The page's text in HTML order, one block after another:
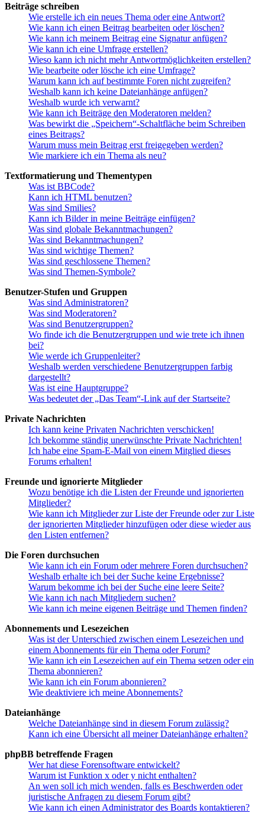
Beiträge schreiben
Wie erstelle ich ein neues Thema oder eine Antwort?
Wie kann ich einen Beitrag bearbeiten oder löschen?
Wie kann ich meinem Beitrag eine Signatur anfügen?
Wie kann ich eine Umfrage erstellen?
Wieso kann ich nicht mehr Antwortmöglichkeiten erstellen?
Wie bearbeite oder lösche ich eine Umfrage?
Warum kann ich auf bestimmte Foren nicht zugreifen?
Weshalb kann ich keine Dateianhänge anfügen?
Weshalb wurde ich verwarnt?
Wie kann ich Beiträge den Moderatoren melden?
Was bewirkt die „Speichern“-Schaltfläche beim Schreiben
eines Beitrags?
Warum muss mein Beitrag erst freigegeben werden?
Wie markiere ich ein Thema als neu?
Textformatierung und Thementypen
Was ist BBCode?
Kann ich HTML benutzen?
Was sind Smilies?
Kann ich Bilder in meine Beiträge einfügen?
Was sind globale Bekanntmachungen?
Was sind Bekanntmachungen?
Was sind wichtige Themen?
Was sind geschlossene Themen?
Was sind Themen-Symbole?
Benutzer-Stufen und Gruppen
Was sind Administratoren?
Was sind Moderatoren?
Was sind Benutzergruppen?
Wo finde ich die Benutzergruppen und wie trete ich ihnen
bei?
Wie werde ich Gruppenleiter?
Weshalb werden verschiedene Benutzergruppen farbig
dargestellt?
Was ist eine Hauptgruppe?
Was bedeutet der „Das Team“-Link auf der Startseite?
Private Nachrichten
Ich kann keine Privaten Nachrichten verschicken!
Ich bekomme ständig unerwünschte Private Nachrichten!
Ich habe eine Spam-E-Mail von einem Mitglied dieses
Forums erhalten!
Freunde und ignorierte Mitglieder
Wozu benötige ich die Listen der Freunde und ignorierten
Mitglieder?
Wie kann ich Mitglieder zur Liste der Freunde oder zur Liste
der ignorierten Mitglieder hinzufügen oder diese wieder aus
den Listen entfernen?
Die Foren durchsuchen
Wie kann ich ein Forum oder mehrere Foren durchsuchen?
Weshalb erhalte ich bei der Suche keine Ergebnisse?
Warum bekomme ich bei der Suche eine leere Seite?
Wie kann ich nach Mitgliedern suchen?
Wie kann ich meine eigenen Beiträge und Themen finden?
Abonnements und Lesezeichen
Was ist der Unterschied zwischen einem Lesezeichen und
einem Abonnements für ein Thema oder Forum?
Wie kann ich ein Lesezeichen auf ein Thema setzen oder ein
Thema abonnieren?
Wie kann ich ein Forum abonnieren?
Wie deaktiviere ich meine Abonnements?
Dateianhänge
Welche Dateianhänge sind in diesem Forum zulässig?
Kann ich eine Übersicht all meiner Dateianhänge erhalten?
phpBB betreffende Fragen
Wer hat diese Forensoftware entwickelt?
Warum ist Funktion x oder y nicht enthalten?
An wen soll ich mich wenden, falls es Beschwerden oder
juristische Anfragen zu diesem Forum gibt?
Wie kann ich einen Administrator des Boards kontaktieren?